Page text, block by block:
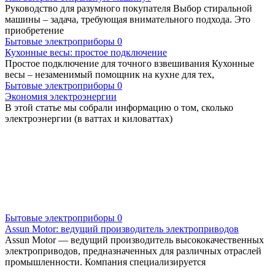
Руководство для разумного покупателя Выбор стиральной
машины – задача, требующая внимательного подхода. Это
приобретение
Бытовые электроприборы 0
Кухонные весы: простое подключение
Простое подключение для точного взвешивания Кухонные
весы – незаменимый помощник на кухне для тех,
Бытовые электроприборы 0
Экономия электроэнергии
В этой статье мы собрали информацию о том, сколько
электроэнергии (в ваттах и киловаттах)
Бытовые электроприборы 0
Assun Motor: ведущий производитель электроприводов
Assun Motor — ведущий производитель высококачественных
электроприводов, предназначенных для различных отраслей
промышленности. Компания специализируется